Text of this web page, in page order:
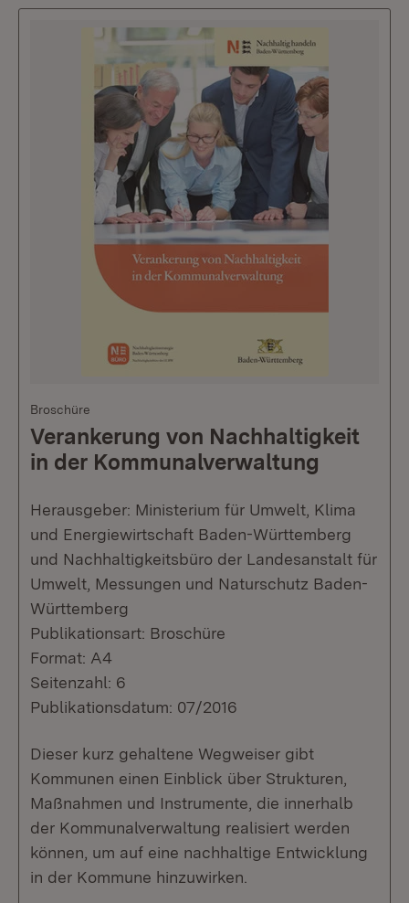
Broschüre
Verankerung von Nachhaltigkeit
in der Kommunalverwaltung
Herausgeber: Ministerium für Umwelt, Klima
und Energiewirtschaft Baden-Württemberg
und Nachhaltigkeitsbüro der Landesanstalt für
Umwelt, Messungen und Naturschutz Baden-
Württemberg
Publikationsart: Broschüre
Format: A4
Seitenzahl: 6
Publikationsdatum: 07/2016
Dieser kurz gehaltene Wegweiser gibt
Kommunen einen Einblick über Strukturen,
Maßnahmen und Instrumente, die innerhalb
der Kommunalverwaltung realisiert werden
können, um auf eine nachhaltige Entwicklung
in der Kommune hinzuwirken.